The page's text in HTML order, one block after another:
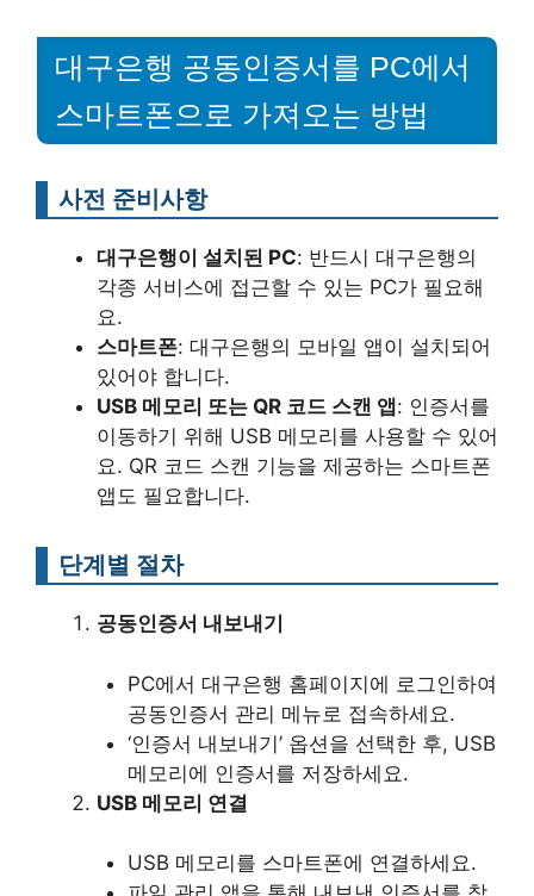
대구은행 공동인증서를 PC에서
스마트폰으로 가져오는 방법
사전 준비사항
대구은행이 설치된 PC: 반드시 대구은행의
각종 서비스에 접근할 수 있는 PC가 필요해
요.
스마트폰: 대구은행의 모바일 앱이 설치되어
있어야 합니다.
USB 메모리 또는 QR 코드 스캔 앱 : 인증서를
이동하기 위해 USB 메모리를 사용할 수 있어
요. QR 코드 스캔 기능을 제공하는 스마트폰
앱도 필요합니다.
단계별 절차
공동인증서 내보내기
PC에서 대구은행 홈페이지에 로그인하여
공동인증서 관리 메뉴로 접속하세요.
‘인증서 내보내기’ 옵션을 선택한 후, USB
메모리에 인증서를 저장하세요.
USB 메모리 연결
USB 메모리를 스마트폰에 연결하세요.